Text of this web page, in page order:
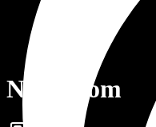
Newsroom